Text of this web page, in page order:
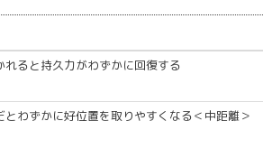
れると持久力がわずかに回復する
とわずかに好位置を取りやすくなる＜中距離＞